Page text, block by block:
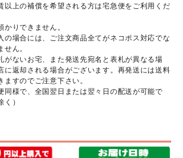
以上の補償を希望される方は宅急便をご利用くだ
りできません。
場合には、ご注文商品全てがネコポス対応でな
せん。
ないお宅、また発送先宛名と表札が異なる場
に返却される場合がございます。再発送には送料
ますのでご注意下さい。
様で、全国翌日または翌々日の配送が可能で
）